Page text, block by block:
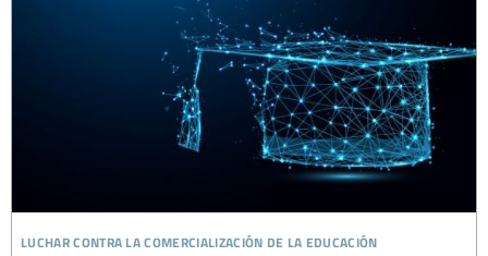
luchar contra la comercialización de la educación